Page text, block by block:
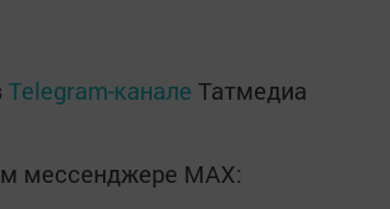
Telegram-канале Татмедиа
мессенджере MАХ: